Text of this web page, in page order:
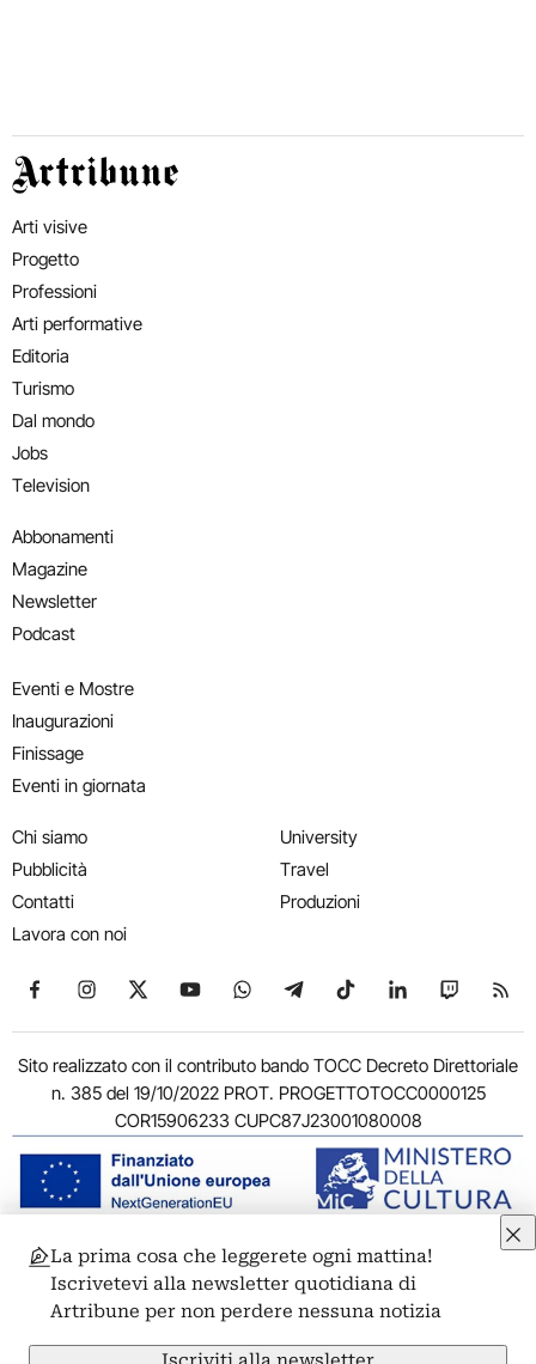
Artribune
Arti visive
Progetto
Professioni
Arti performative
Editoria
Turismo
Dal mondo
Jobs
Television
Abbonamenti
Magazine
Newsletter
Podcast
Eventi e Mostre
Inaugurazioni
Finissage
Eventi in giornata
Chi siamo
Pubblicità
Contatti
Lavora con noi
University
Travel
Produzioni
Seguici su Facebook
Seguici su Instagram
Seguici su X
Seguici su YouTube
Seguici su WhatsApp
Seguici su Telegram
Seguici su TikTok
Seguici su
Seguici
Sito realizzato con il contributo bando TOCC Decreto Direttoriale
n. 385 del 19/10/2022 PROT. PROGETTOTOCC0000125
COR15906233 CUPC87J23001080008
© 2011-2026 ARTRIBUNE srl – Corso Vittorio Emanuele II, 287 –
00186 Roma - P.I. 11381581005
Privacy: Responsabile della protezione dei dati personali
ARTRIBUNE srl – Corso Vittorio Emanuele II, 287 – 00186 Roma
La prima cosa che leggerete ogni mattina!
Iscrivetevi alla newsletter quotidiana di
Artribune per non perdere nessuna notizia